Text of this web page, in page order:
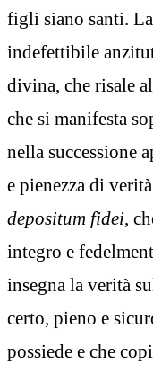
figli siano santi.
indefettibile
divina, che risale
che si manifesta
nella successione
e pienezza di
depositum fidei,
integro e
insegna la verità
certo, pieno e
possiede e che